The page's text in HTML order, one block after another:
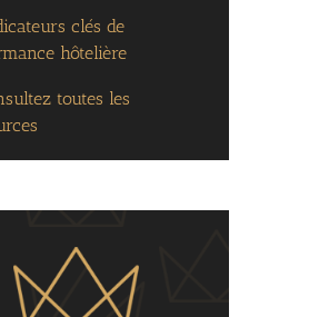
clés de
hôtelière
toutes les